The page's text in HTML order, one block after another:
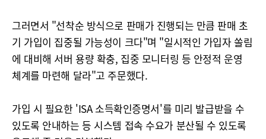
그러면서 "선착순 방식으로 판매가 진행되는 만큼 판매 초
기 가입이 집중될 가능성이 크다"며 "일시적인 가입자 쏠림
에 대비해 서버 용량 확충, 집중 모니터링 등 안정적 운영
체계를 마련해 달라"고 주문했다.
가입 시 필요한 'ISA 소득확인증명서'를 미리 발급받을 수
있도록 안내하는 등 시스템 접속 수요가 분산될 수 있도록